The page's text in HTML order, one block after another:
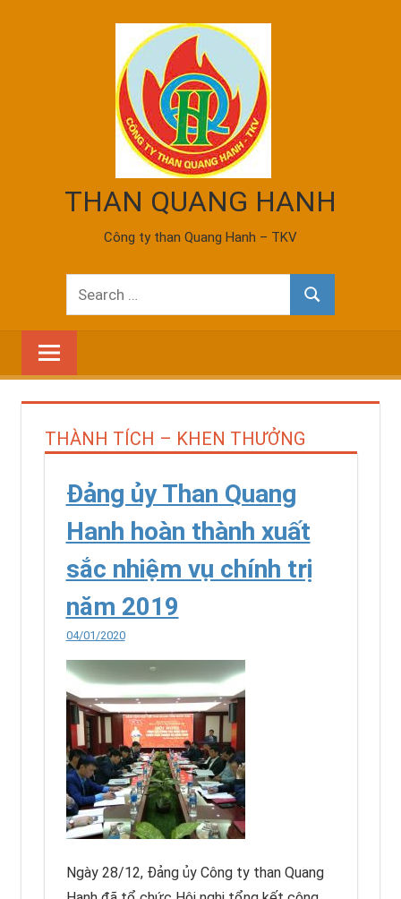
THAN QUANG HANH
Công ty than Quang Hanh – TKV
Search
for:
Search
THÀNH TÍCH – KHEN THƯỞNG
Đảng ủy Than Quang
Hanh hoàn thành xuất
sắc nhiệm vụ chính trị
năm 2019
04/01/2020
Ngày 28/12, Đảng ủy Công ty than Quang